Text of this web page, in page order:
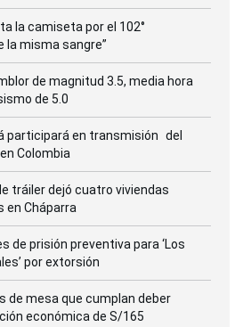
la camiseta por el 102°
la misma sangre”
de magnitud 3.5, media hora
de 5.0
participará en transmisión del
Colombia
tráiler dejó cuatro viviendas
en Cháparra
de prisión preventiva para ‘Los
por extorsión
de mesa que cumplan deber
económica de S/165